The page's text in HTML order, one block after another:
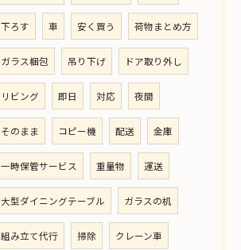
下ろす 車 安く買う 荷物まとめ方
ガラス梱包 吊り下げ ドア取り外し
リビング 即日 対応 夜間
そのまま コピー機 配送 金庫
一時保管サービス 重量物 運送
大型ダイニングテーブル ガラスの机
組み立て代行 掃除 クレーン車